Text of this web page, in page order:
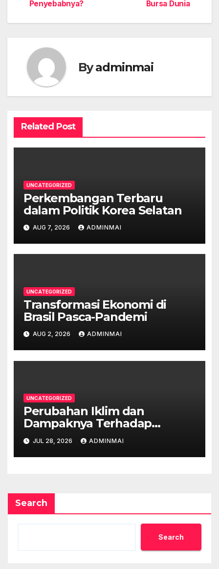
navigation
Bursa Dunia
Penyebabnya?
Byadminmai
Related Post
UNCATEGORIZED
Perkembangan Terbaru
dalam Politik Korea Selatan
AUG 7, 2026 ADMINMAI
UNCATEGORIZED
Transformasi Ekonomi di
Brasil Pasca-Pandemi
AUG 2, 2026 ADMINMAI
UNCATEGORIZED
Perubahan Iklim dan
Dampaknya Terhadap
Ekonomi Australia
JUL 28, 2026 ADMINMAI
Search
Search